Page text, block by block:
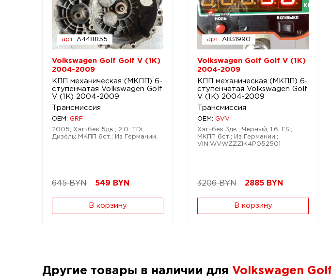
арт. A448855
Volkswagen Golf Golf V (1K)
2004-2009
КПП механическая (МКПП) 6-
ступенчатая Volkswagen Golf
V (1K) 2004-2009
Трансмиссия
OEM: GRF
2005; Хэтчбек 5дв.; 2,0; TDi;
Дизель; МКПП 6ст.; Из Германии.
645 BYN 549 BYN
В корзину
арт. A831990
Volkswagen Golf Golf V (1K)
2004-2009
КПП механическая (МКПП) 6-
ступенчатая Volkswagen Golf
V (1K) 2004-2009
Трансмиссия
OEM: GVV
Хэтчбек 3дв.; Чёрный; 1,6; FSi;
МКПП 6ст.; Из Германии.;
VIN:WVWZZZ1K4P052501
3206 BYN 2885 BYN
В корзину
Другие товары в наличии для Volkswagen